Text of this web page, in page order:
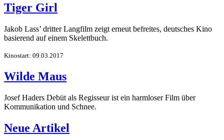
Tiger Girl
Jakob Lass’ dritter Langfilm zeigt erneut befreites, deutsches Kino
basierend auf einem Skelettbuch.
Kinostart: 09.03.2017
Wilde Maus
Josef Haders Debüt als Regisseur ist ein harmloser Film über
Kommunikation und Schnee.
Neue Artikel